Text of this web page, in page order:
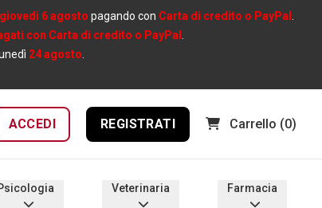
6 agosto pagando con Carta di credito o PayPal
con Carta di credito o PayPal
24 agosto
ACCEDI REGISTRATI Carrello (0)